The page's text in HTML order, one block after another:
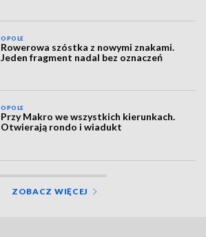
OPOLE
Rowerowa szóstka z nowymi znakami.
Jeden fragment nadal bez oznaczeń
OPOLE
Przy Makro we wszystkich kierunkach.
Otwierają rondo i wiadukt
ZOBACZ WIĘCEJ